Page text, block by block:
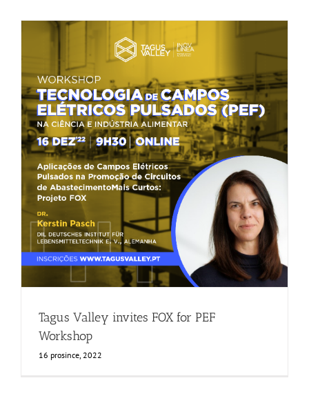
Tagus Valley invites FOX for PEF Workshop
Food Circle 1 Food Circle 2 News
Tagus Valley invites FOX for PEF
Workshop
16 prosince, 2022